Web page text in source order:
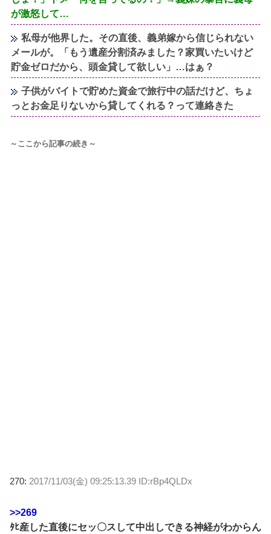
が激怒して…
私母が他界した。その直後、義弟嫁から信じられない
メールが。「もう遺産分割済みました？家買いたいけど
貯金ゼロだから、頭金貸して欲しい」…はぁ？
子供がバイトで貯めた資金で旅行中の話だけど、ちょ
っとお金足りないから貸してくれる？って連絡きた
～ここから記事の続き～
270: 2017/11/03(金) 09:25:13.39 ID:rBp4QLDx
>>269
ﾀﾋ産した直後にセッ〇スして中出しできる神経がわからん